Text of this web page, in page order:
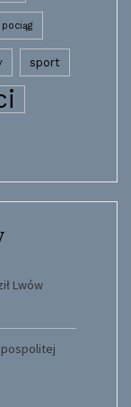
pociąg
sport
Lwów